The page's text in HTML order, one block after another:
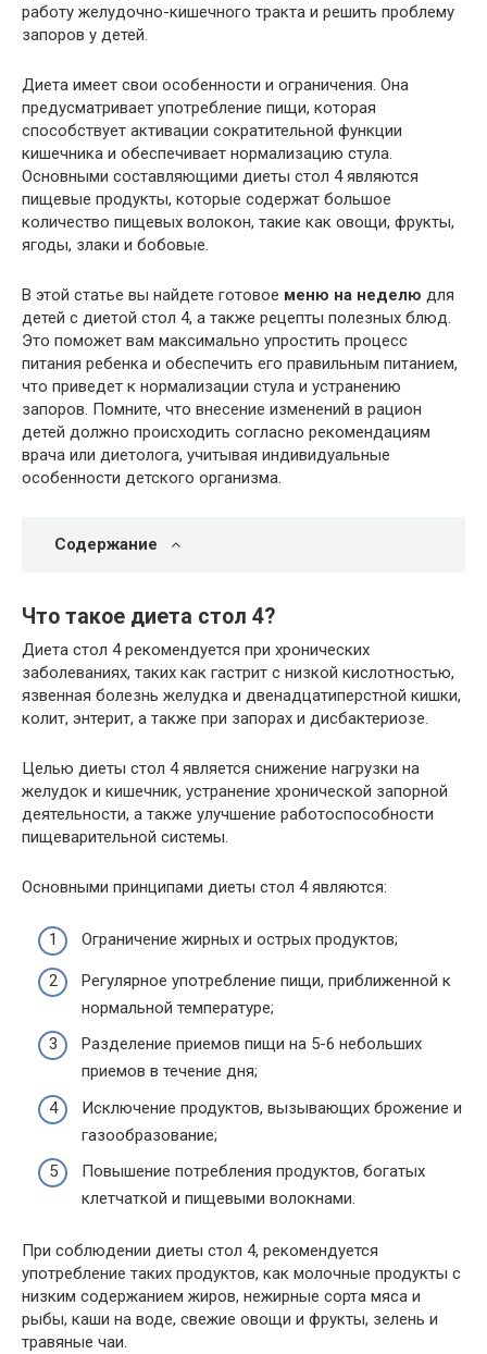
работу желудочно-кишечного тракта и решить проблему
запоров у детей.
Диета имеет свои особенности и ограничения. Она
предусматривает употребление пищи, которая
способствует активации сократительной функции
кишечника и обеспечивает нормализацию стула.
Основными составляющими диеты стол 4 являются
пищевые продукты, которые содержат большое
количество пищевых волокон, такие как овощи, фрукты,
ягоды, злаки и бобовые.
В этой статье вы найдете готовое меню на неделю для
детей с диетой стол 4, а также рецепты полезных блюд.
Это поможет вам максимально упростить процесс
питания ребенка и обеспечить его правильным питанием,
что приведет к нормализации стула и устранению
запоров. Помните, что внесение изменений в рацион
детей должно происходить согласно рекомендациям
врача или диетолога, учитывая индивидуальные
особенности детского организма.
Содержание
Что такое диета стол 4?
Диета стол 4 рекомендуется при хронических
заболеваниях, таких как гастрит с низкой кислотностью,
язвенная болезнь желудка и двенадцатиперстной кишки,
колит, энтерит, а также при запорах и дисбактериозе.
Целью диеты стол 4 является снижение нагрузки на
желудок и кишечник, устранение хронической запорной
деятельности, а также улучшение работоспособности
пищеварительной системы.
Основными принципами диеты стол 4 являются:
Ограничение жирных и острых продуктов;
Регулярное употребление пищи, приближенной к
нормальной температуре;
Разделение приемов пищи на 5-6 небольших
приемов в течение дня;
Исключение продуктов, вызывающих брожение и
газообразование;
Повышение потребления продуктов, богатых
клетчаткой и пищевыми волокнами.
При соблюдении диеты стол 4, рекомендуется
употребление таких продуктов, как молочные продукты с
низким содержанием жиров, нежирные сорта мяса и
рыбы, каши на воде, свежие овощи и фрукты, зелень и
травяные чаи.